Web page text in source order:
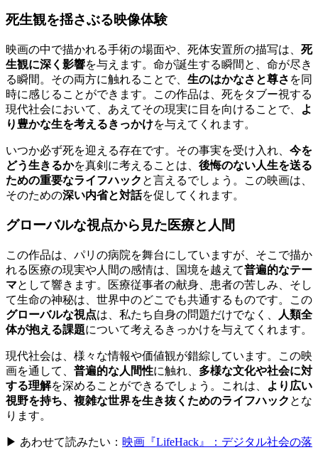
死生観を揺さぶる映像体験
映画の中で描かれる手術の場面や、死体安置所の描写は、 死
生観に深く影響を与えます。命が誕生する瞬間と、命が尽き
る瞬間。その両方に触れることで、 生のはかなさと尊さ を同
時に感じることができます。この作品は、死をタブー視する
現代社会において、あえてその現実に目を向けることで、
よ
り豊かな生を考えるきっかけを与えてくれます。
いつか必ず死を迎える存在です。その事実を受け入れ、 今を
どう生きるかを真剣に考えることは、 後悔のない人生を送る
ための重要なライフハック と言えるでしょう。この映画は、
そのための深い内省と対話を促してくれます。
グローバルな視点から見た医療と人間
この作品は、パリの病院を舞台にしていますが、そこで描か
れる医療の現実や人間の感情は、国境を越えて普遍的なテー
マとして響きます。医療従事者の献身、患者の苦しみ、そし
て生命の神秘は、世界中のどこでも共通するものです。この
グローバルな視点は、私たち自身の問題だけでなく、
人類全
体が抱える課題について考えるきっかけを与えてくれます。
現代社会は、様々な情報や価値観が錯綜しています。この映
画を通して、 普遍的な人間性に触れ、 多様な文化や社会に対
する理解を深めることができるでしょう。これは、
より広い
視野を持ち、複雑な世界を生き抜くためのライフハック とな
ります。
▶ あわせて読みたい： 映画『LifeHack』：デジタル社会の落